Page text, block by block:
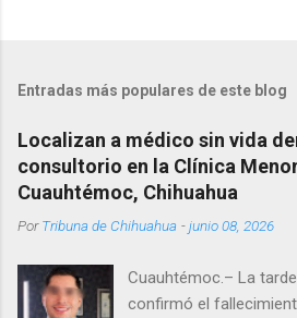
Entradas más populares de este blog
Localizan a médico sin vida
consultorio en la Clínica
Cuauhtémoc, Chihuahua
PorTribuna de Chihuahua -junio 08, 2026
Cuauhtémoc.– La
confirmó el